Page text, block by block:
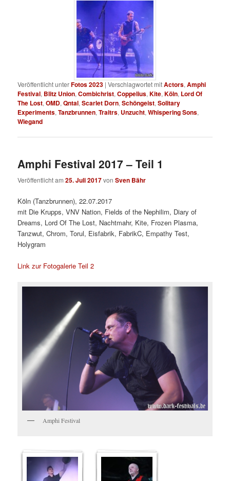
Veröffentlicht unterFotos 2023 |Verschlagwortet mitActors,Amphi
Festival, Blitz Union,Combichrist,Coppelius,Kite,Köln, Lord Of
The Lost,OMD,Qntal,Scarlet Dorn,Schöngeist,Solitary
Experiments,Tanzbrunnen,Traitrs, Unzucht,Whispering Sons,
Wiegand
Amphi Festival 2017 – Teil 1
Veröffentlicht am25. Juli 2017vonSven Bähr
Köln (Tanzbrunnen), 22.07.2017
mit Die Krupps, VNV Nation, Fields of the Nephilim, Diary of
Dreams, Lord Of The Lost, Nachtmahr, Kite, Frozen Plasma,
Tanzwut, Chrom, Torul, Eisfabrik, FabrikC, Empathy Test,
Holygram
Link zur Fotogalerie Teil 2
Amphi Festival